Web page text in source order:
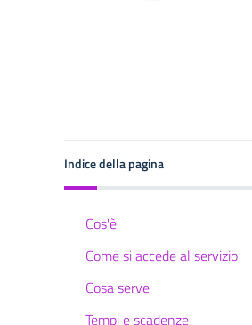
Indice della pagina
Cos'è
Come si accede al servizio
Cosa serve
Tempi e scadenze